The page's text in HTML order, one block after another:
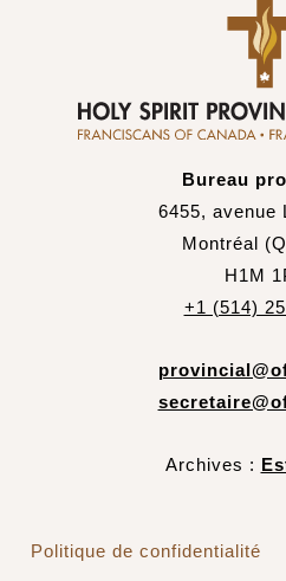
Bureau
6455, avenue
Montréal
H1M
+1 (514)
Archives :
Politique de confidentialité